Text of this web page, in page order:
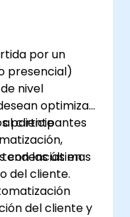
por un
presencial)
nivel
optimizar
al cliente
con las últimas
participantes
en
del cliente.
del cliente y